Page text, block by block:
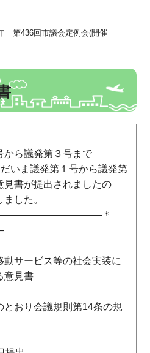
第436回市議会定例会(開催
発第３号まで
いま議発第１号から議発第
見書が提出されましたの
した。
＊
ビス等の社会実装に
意見書
おり会議規則第14条の規